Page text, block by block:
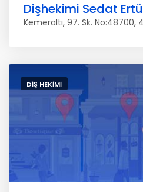
Dişhekimi Sedat
Kemeraltı, 97. Sk.
DIŞ HEKIMI